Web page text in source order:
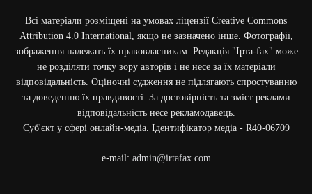
Всі матеріали розміщені на умовах ліцензії Creative Commons
Attribution 4.0 International, якщо не зазначено інше. Фотографії,
зображення належать їх правовласникам. Редакція "Ірта-fax" може
не розділяти точку зору авторів і не несе за їх матеріали
відповідальність. Оціночні судження не підлягають спростуванню
та доведенню їх правдивості. За достовірність та зміст реклами
відповідальність несе рекламодавець.
Cуб'єкт у сфері онлайн-медіа. Ідентифікатор медіа - R40-06709
e-mail: admin@irtafax.com